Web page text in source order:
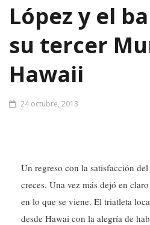
López y el
su tercer
Hawaii
24 octubre, 2013
Un regreso con la satisfacción
creces. Una vez más dejó en
en lo que se viene. El triatleta
desde Hawai con la alegría de